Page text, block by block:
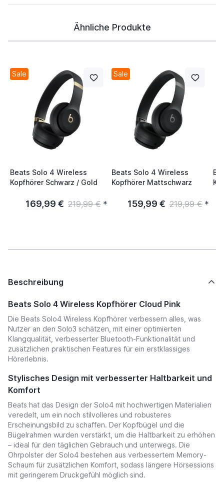
Ähnliche Produkte
Sale
Beats Solo 4 Wireless
Kopfhörer Schwarz / Gold
169,99 € 219,99 € *
Sale
Beats Solo 4 Wireless
Kopfhörer Mattschwarz
159,99 € 219,99 € *
Beschreibung
Beats Solo 4 Wireless Kopfhörer Cloud Pink
Die Beats Solo4 Wireless Kopfhörer verbessern alles, was
Nutzer an den Solo3 schätzen, mit einer optimierten
Klangqualität, verbesserter Bluetooth-Funktionalität und
zusätzlichen praktischen Features für ein erstklassiges
Hörerlebnis.
Stylisches Design mit verbesserter Haltbarkeit und
Komfort
Beats hat das Design der Solo4 mit hochwertigen Materialien
veredelt, um ein noch stilvolleres und robusteres
Erscheinungsbild zu schaffen. Der Kopfbügel und die
Bügelrahmen wurden verstärkt, um die Haltbarkeit zu erhöhen
– ideal für den täglichen Gebrauch und unterwegs. Die
Ohrpolster der Solo4 bestehen aus verbessertem Memory-
Schaum für zusätzlichen Komfort, sodass längere Hörsessions
mit geringerem Druckgefühl möglich sind.